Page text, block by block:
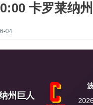
卡罗莱纳
04
州巨人